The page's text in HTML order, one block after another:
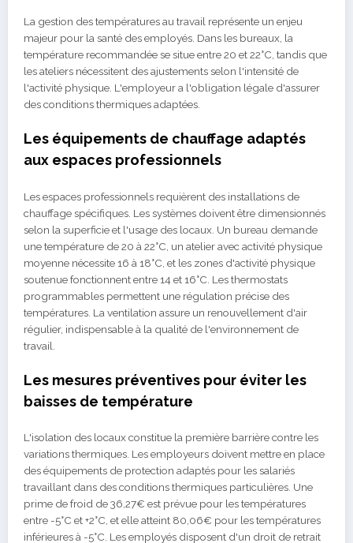
La gestion des températures au travail représente un enjeu
majeur pour la santé des employés. Dans les bureaux, la
température recommandée se situe entre 20 et 22°C, tandis que
les ateliers nécessitent des ajustements selon l'intensité de
l'activité physique. L'employeur a l'obligation légale d'assurer
des conditions thermiques adaptées.
Les équipements de chauffage adaptés
aux espaces professionnels
Les espaces professionnels requièrent des installations de
chauffage spécifiques. Les systèmes doivent être dimensionnés
selon la superficie et l'usage des locaux. Un bureau demande
une température de 20 à 22°C, un atelier avec activité physique
moyenne nécessite 16 à 18°C, et les zones d'activité physique
soutenue fonctionnent entre 14 et 16°C. Les thermostats
programmables permettent une régulation précise des
températures. La ventilation assure un renouvellement d'air
régulier, indispensable à la qualité de l'environnement de
travail.
Les mesures préventives pour éviter les
baisses de température
L'isolation des locaux constitue la première barrière contre les
variations thermiques. Les employeurs doivent mettre en place
des équipements de protection adaptés pour les salariés
travaillant dans des conditions thermiques particulières. Une
prime de froid de 36,27€ est prévue pour les températures
entre -5°C et +2°C, et elle atteint 80,06€ pour les températures
inférieures à -5°C. Les employés disposent d'un droit de retrait